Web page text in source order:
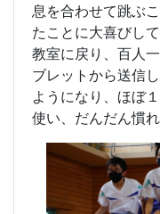
息を合わせて跳ぶ
たことに大喜びし
教室に戻り、百人
ブレットから送信
ようになり、ほぼ
使い、だんだん慣